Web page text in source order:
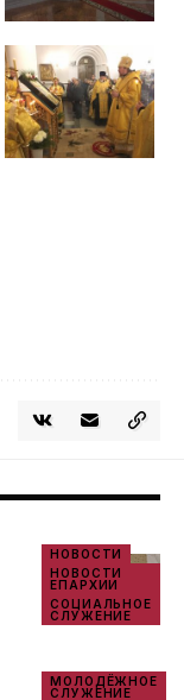
НОВОСТИ
НОВОСТИ
ЕПАРХИИ
СОЦИАЛЬНОЕ
СЛУЖЕНИЕ
МОЛОДЁЖНОЕ
СЛУЖЕНИЕ